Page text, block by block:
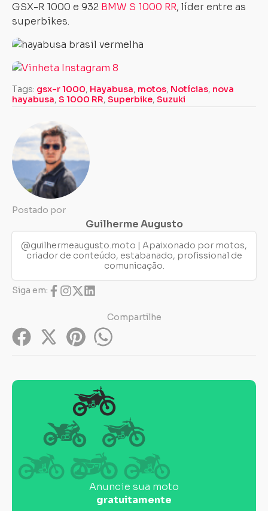
GSX-R 1000 e 932 BMW S 1000 RR, líder entre as
superbikes.
Tags: gsx-r 1000, Hayabusa, motos, Notícias, nova
hayabusa, S 1000 RR, Superbike, Suzuki
Postado por
Guilherme Augusto
@guilhermeaugusto.moto | Apaixonado por motos,
criador de conteúdo, estabanado, profissional de
comunicação.
Siga em:
Compartilhe
Anuncie sua moto
gratuitamente